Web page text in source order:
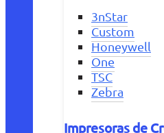
3nStar
Custom
Honeywell
One
TSC
Zebra
Impresoras de